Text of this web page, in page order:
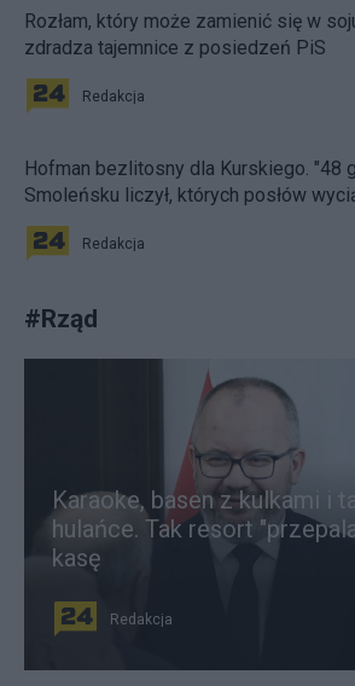
Rozłam, który może zamienić się w
zdradza tajemnice z posiedzeń PiS
Redakcja
Hofman bezlitosny dla Kurskiego. "48
Smoleńsku liczył, których posłów
Redakcja
#Rząd
Karaoke, basen z kulkami i
hulańce. Tak resort
kasę
Redakcja